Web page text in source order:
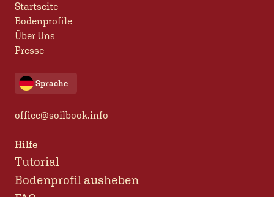
Startseite
Bodenprofile
Über Uns
Presse
Sprache
office@soilbook.info
Hilfe
Tutorial
Bodenprofil ausheben